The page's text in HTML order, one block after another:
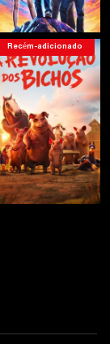
Recém-adicionado